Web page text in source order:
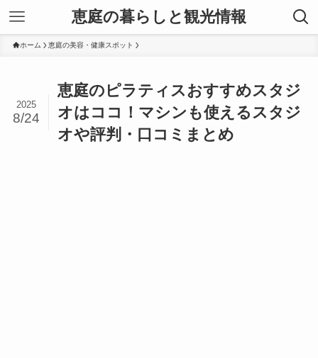
恵庭の暮らしと観光情報
ホーム 恵庭の美容・健康スポット
恵庭のピラティスおすすめスタジ
オはココ！マシンも使えるスタジ
オや評判・口コミまとめ
2025
8/24